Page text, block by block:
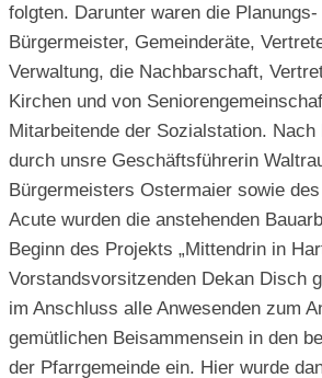
folgten. Darunter waren die
Bürgermeister, Gemeinderäte,
Verwaltung, die Nachbarschaft,
Kirchen und von
Mitarbeitende der Sozialstation.
durch unsre Geschäftsführerin
Bürgermeisters Ostermaier sowie
Acute wurden die anstehenden
Beginn des Projekts „Mittendrin in
Vorstandsvorsitzenden Dekan Disch
im Anschluss alle Anwesenden zum
gemütlichen Beisammensein in den
der Pfarrgemeinde ein. Hier wurde